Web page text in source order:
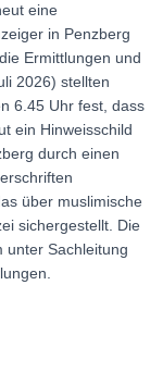
eine
in Penzberg
Ermittlungen und
2026) stellten
6.45 Uhr fest, dass
ein Hinweisschild
durch einen
über muslimische
sichergestellt. Die
unter Sachleitung